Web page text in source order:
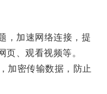
加速网络连接，提
页、观看视频等。
密传输数据，防止